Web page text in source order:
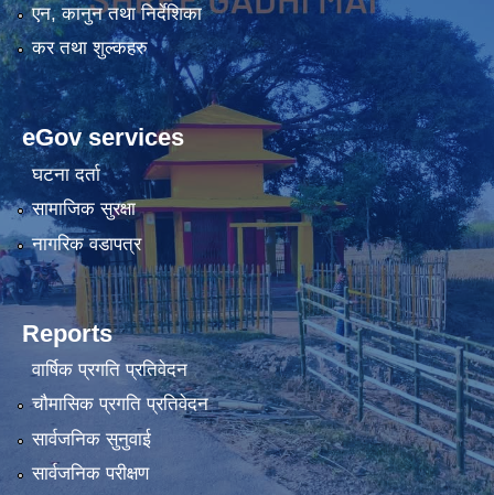
एन, कानुन तथा निर्देशिका
कर तथा शुल्कहरु
eGov services
घटना दर्ता
सामाजिक सुरक्षा
नागरिक वडापत्र
Reports
वार्षिक प्रगति प्रतिवेदन
चौमासिक प्रगति प्रतिवेदन
सार्वजनिक सुनुवाई
सार्वजनिक परीक्षण